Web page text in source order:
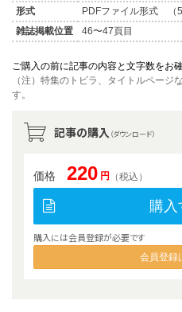
形式
PDFファイル形式 （
雑誌掲載位置
46〜47頁目
ご購入の前に記事の内容と文字数をお
（注）特集のトビラ、タイトルページ
す。
記事の購入 （ダウンロード）
価格 220 円 （税込）
購入
購入には会員登録が必要です
会員登録